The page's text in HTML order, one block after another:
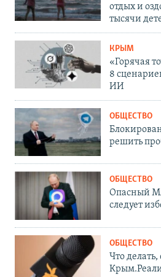
отдых и
тысячи
КРЫМ
«Горячая
8
ИИ
ОБЩЕСТВО
решить
ОБЩЕСТВО
Опасный
следует
ОБЩЕСТВО
Что делать,